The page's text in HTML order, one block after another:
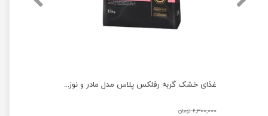
غذای خشک گربه رفلکس پلاس مدل مادر و نوزاد وزن 1.5 کیلوگرم
۲,۳۰۰,۰۰۰ تومان